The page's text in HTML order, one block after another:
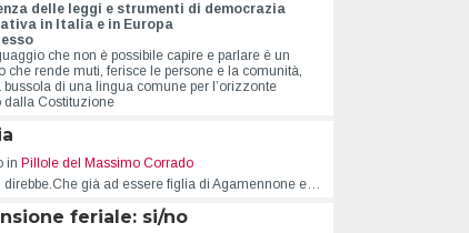
delle leggi e strumenti di democrazia
in Italia e in Europa
che non è possibile capire e parlare è un
che rende muti, ferisce le persone e la comunità,
bussola di una lingua comune per l’orizzonte
dalla Costituzione
in Pillole del Massimo Corrado
direbbe.Che già ad essere figlia di Agamennone e…
feriale: si/no